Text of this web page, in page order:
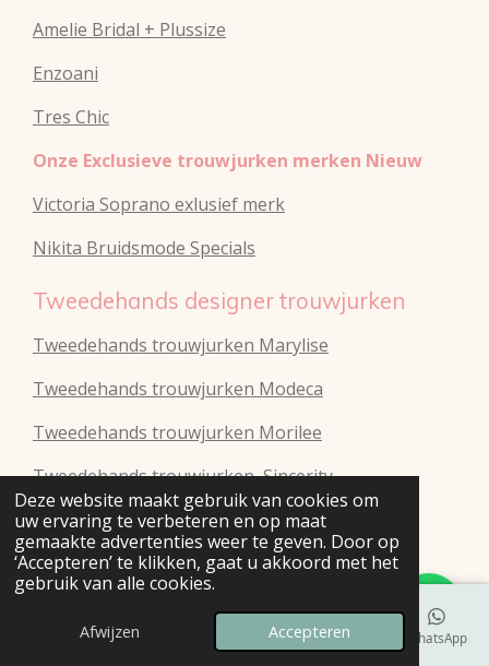
Deze website maakt gebruik van cookies om
uw ervaring te verbeteren en op maat
gemaakte advertenties weer te geven. Door op
‘Accepteren’ te klikken, gaat u akkoord met het
gebruik van alle cookies.
Afwijzen Accepteren
Amelie Bridal + Plussize
Enzoani
Tres Chic
Onze Exclusieve trouwjurken merken Nieuw
Victoria Soprano exlusief merk
Nikita Bruidsmode Specials
Tweedehands designer trouwjurken
Tweedehands trouwjurken Marylise
Tweedehands trouwjurken Modeca
Tweedehands trouwjurken Morilee
TweedehandstrouwjurkenSincerity
Tweedehandstrouwjurken Stella York
Tweedehandstrouwjurken Sweetheart
trouwjurkenVanilla Sposa
trouwjurkenVera Wang
E-mailadres Telefoonnummer Kaart Instagram WhatsApp